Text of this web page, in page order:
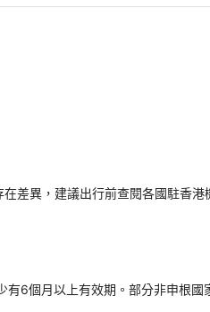
差異，建議出行前查閱各國駐香港
6個月以上有效期。部分非申根國